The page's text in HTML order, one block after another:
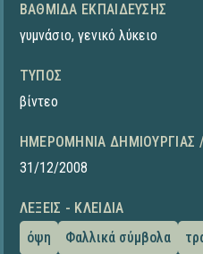
ΒΑΘΜΊΔΑ ΕΚΠΑΊΔΕΥΣΗΣ
γυμνάσιο, γενικό λύκειο
ΤΎΠΟΣ
βίντεο
ΗΜΕΡΟΜΗΝΊΑ ΔΗΜΙΟΥΡΓΊΑΣ
31/12/2008
ΛΈΞΕΙΣ - ΚΛΕΙΔΙΆ
όψη
Φαλλικά σύμβολα